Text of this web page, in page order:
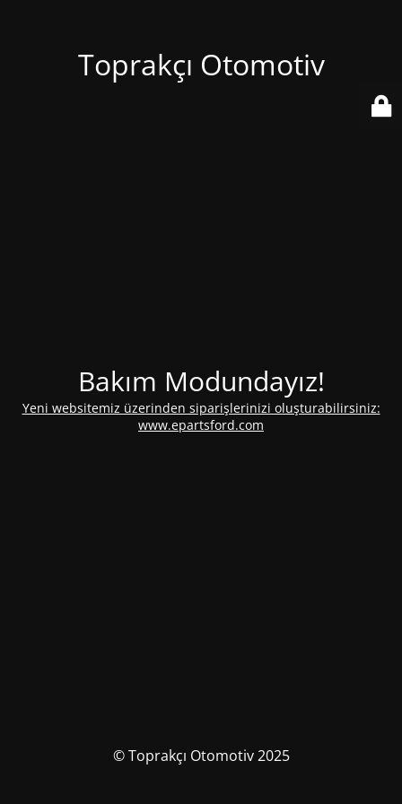
Toprakçı Otomotiv
Bakım Modundayız!
Yeni websitemiz üzerinden siparişlerinizi oluşturabilirsiniz:
www.epartsford.com
© Toprakçı Otomotiv 2025